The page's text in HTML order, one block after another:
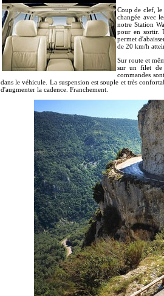
Coup de clef, le
changée avec
notre Station
pour en sortir.
permet
de 20 km/h
Sur route et
sur un filet de
commandes
dans le véhicule. La suspension est souple et très
d'augmenter la cadence. Franchement.